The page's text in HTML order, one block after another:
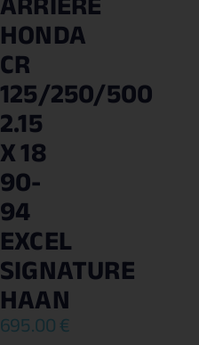
HONDA
CR
125/250/500
2.15
X 18
90-
94
EXCEL
SIGNATURE
HAAN
695.00€